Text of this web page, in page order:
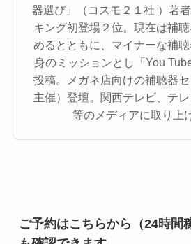
器選び」（コスモ２１社 ）著
キング初登場２位。現在は補
めるとともに、マイナーな補
身のミッションとし「You
投稿。メガネ店向けの補聴器
主催）登壇。関西テレビ、テ
等のメディアに取り上
ご予約はこちらから（24時間